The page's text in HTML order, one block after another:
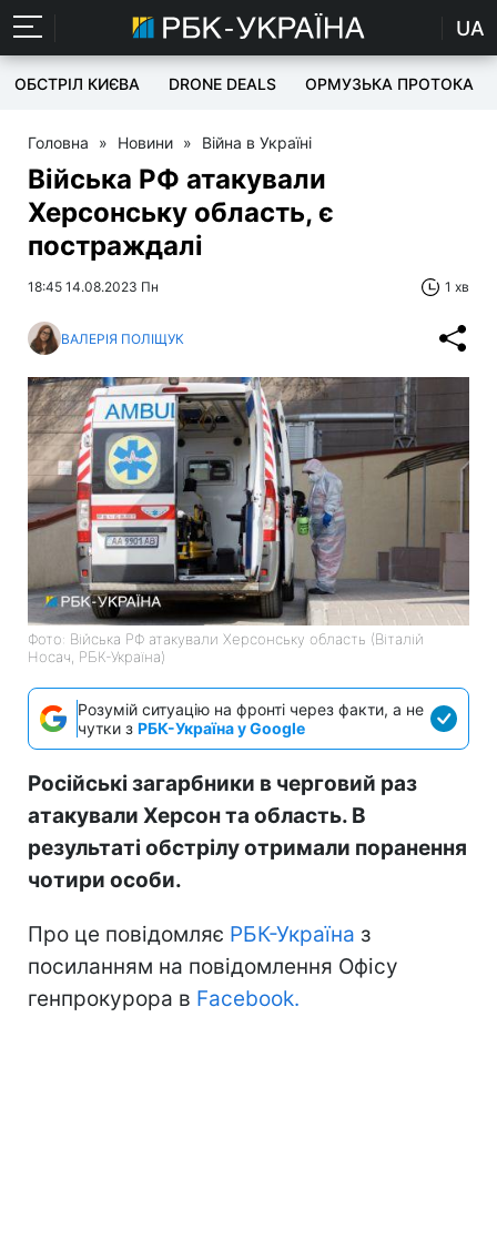
UA
ОБСТРІЛ КИЄВА DRONE DEALS ОРМУЗЬКА ПРОТОКА
Головна » Новини » Війна в Україні
Війська РФ атакували
Херсонську область, є
постраждалі
18:45 14.08.2023 Пн 1 хв
ВАЛЕРІЯ ПОЛІЩУК
Фото: Війська РФ атакували Херсонську область (Віталій
Носач, РБК-Україна)
Розумій ситуацію на фронті через факти, а не
чутки з РБК-Україна у Google
Російські загарбники в черговий раз
атакували Херсон та область. В
результаті обстрілу отримали поранення
чотири особи.
Про це повідомляє РБК-Україна з
посиланням на повідомлення Офісу
генпрокурора в Facebook.